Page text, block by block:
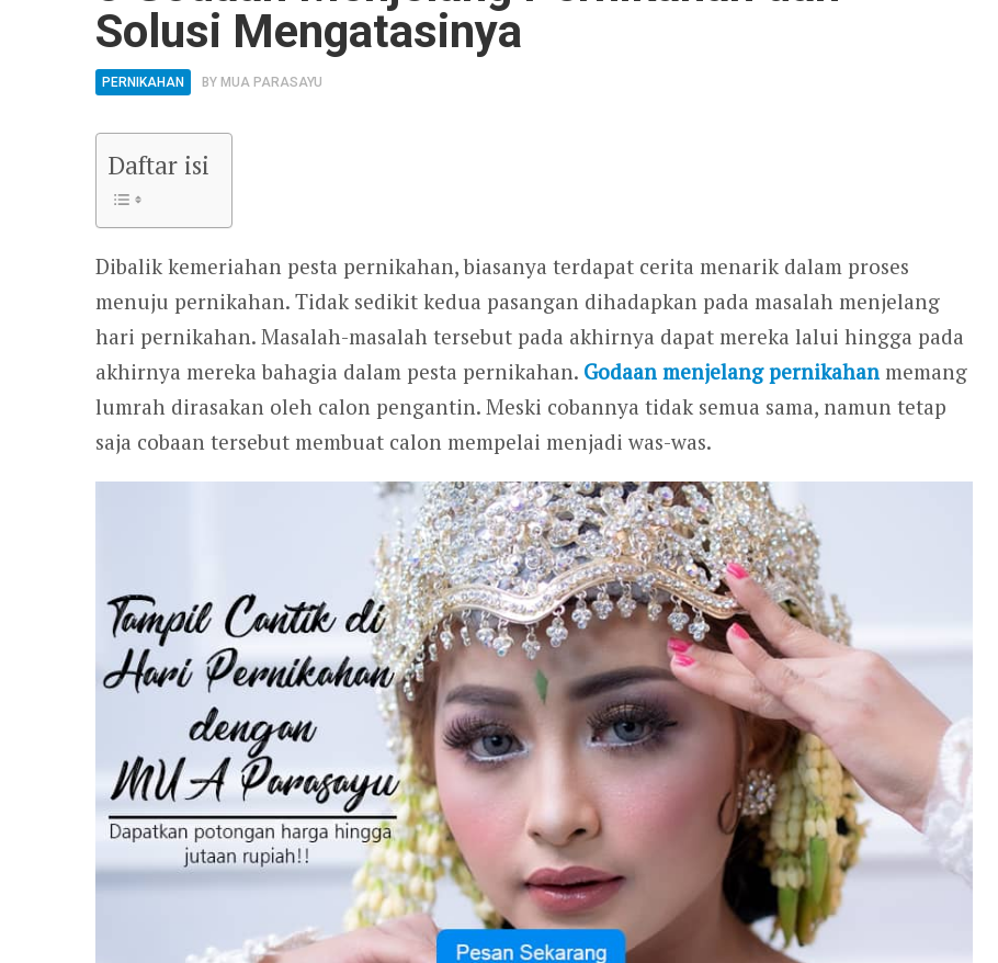
Solusi Mengatasinya
PERNIKAHAN BY MUA PARASAYU
Daftar isi
Dibalik kemeriahan pesta pernikahan, biasanya terdapat cerita menarik dalam proses
menuju pernikahan. Tidak sedikit kedua pasangan dihadapkan pada masalah menjelang
hari pernikahan. Masalah-masalah tersebut pada akhirnya dapat mereka lalui hingga pada
akhirnya mereka bahagia dalam pesta pernikahan. Godaan menjelang pernikahan memang
lumrah dirasakan oleh calon pengantin. Meski cobannya tidak semua sama, namun tetap
saja cobaan tersebut membuat calon mempelai menjadi was-was.